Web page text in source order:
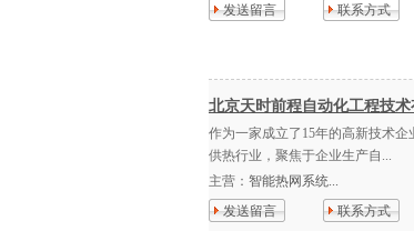
发送留言
联系方式
北京天时前程自动化工程技术
作为一家成立了15年的高新技术
供热行业，聚焦于企业生产自...
主营： 智能热网系统...
发送留言
联系方式